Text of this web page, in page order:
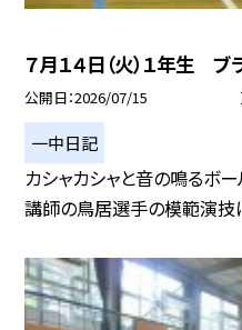
７月１４日（火）１年生
公開日 2026/07/15
一中日記
カシャカシャと音の鳴るボ
講師の鳥居選手の模範演技